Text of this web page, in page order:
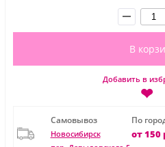
В
Добавить в
❤
Самовывоз
Новосибирск
По
от 150